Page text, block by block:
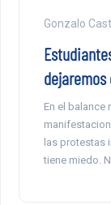
Gonzalo
dejaremos
En el
las protestas
tiene miedo.